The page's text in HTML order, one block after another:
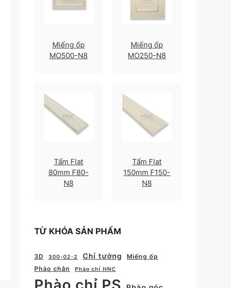
Miếng ốp
MO500-N8
Miếng ốp
MO250-N8
Tấm Flat
80mm F80-
N8
Tấm Flat
150mm F150-
N8
TỪ KHÓA SẢN PHẨM
3D 300-02-2 Chỉ tường
Miếng ốp
Phào chân
Phào chỉ HNC